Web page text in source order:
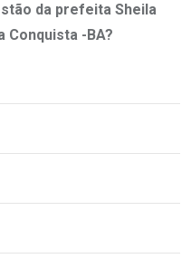
da prefeita Sheila
Conquista -BA?